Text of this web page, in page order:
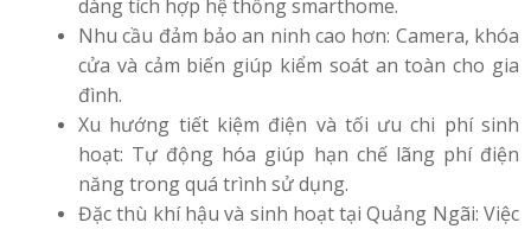
dàng tích hợp hệ thống smarthome.
Nhu cầu đảm bảo an ninh cao hơn: Camera, khóa
cửa và cảm biến giúp kiểm soát an toàn cho gia
đình.
Xu hướng tiết kiệm điện và tối ưu chi phí sinh
hoạt: Tự động hóa giúp hạn chế lãng phí điện
năng trong quá trình sử dụng.
Đặc thù khí hậu và sinh hoạt tại Quảng Ngãi: Việc